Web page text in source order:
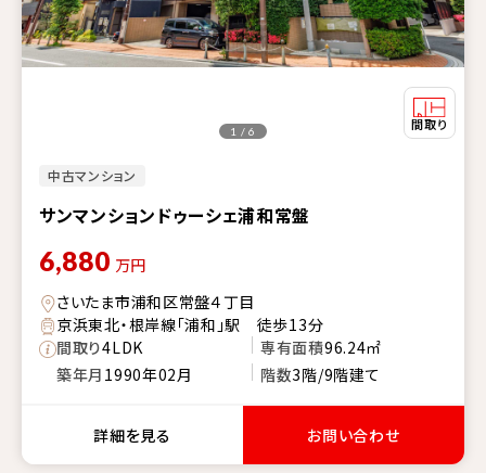
中古マンション
サンマンションドゥーシェ浦和常盤
1 / 6
6,880 万円
さいたま市浦和区常盤４丁目
京浜東北・根岸線「浦和」駅 徒歩13分
間取り4LDK 専有面積96.24㎡
築年月 1990年02月 階数3階/9階建て
詳細を見る お問い合わせ